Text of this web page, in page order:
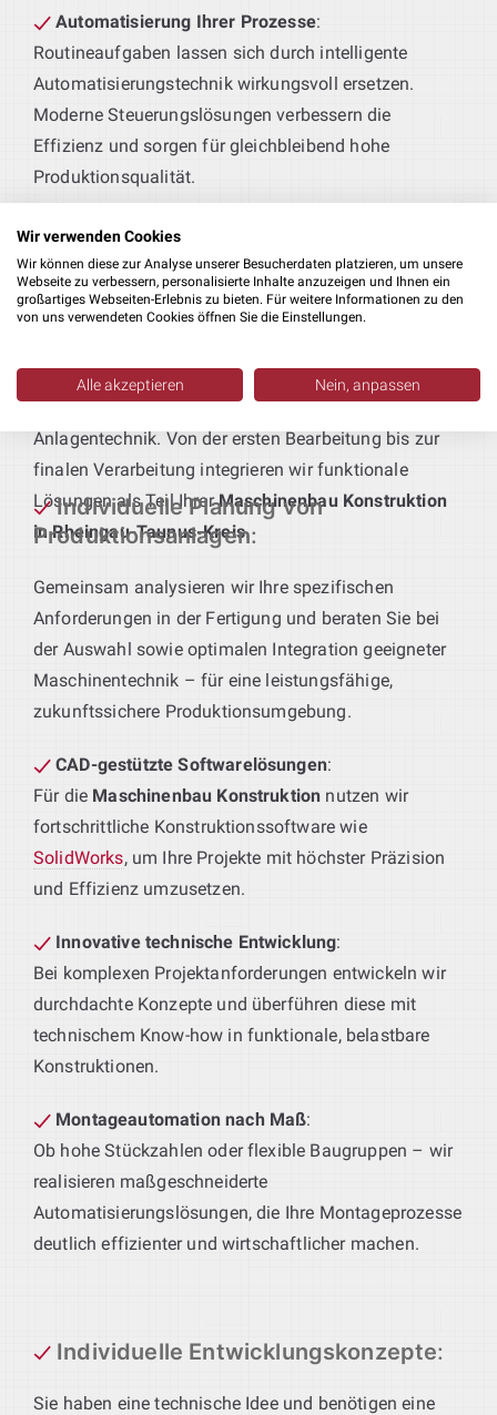
Automatisierung Ihrer Prozesse:
Routineaufgaben lassen sich durch intelligente
Automatisierungstechnik wirkungsvoll ersetzen.
Moderne Steuerungslösungen verbessern die
Effizienz und sorgen für gleichbleibend hohe
Produktionsqualität.
Effiziente Blechkonstruktionen
Ob schützende Gehäuse oder tragende Strukturen –
wir entwickeln passgenaue Blechteile, die exakt auf
Ihre Produktionsanforderungen zugeschnitten sind.
Produktionsmaschinen nach Maß:
Sie liefern das Produkt – wir die passende
Anlagentechnik. Von der ersten Bearbeitung bis zur
finalen Verarbeitung integrieren wir funktionale
Lösungen als Teil IhrerMaschinenbau Konstruktion
in Rheingau-Taunus-Kreis.
Individuelle Planung von
Produktionsanlagen:
Gemeinsam analysieren wir Ihre spezifischen
Anforderungen in der Fertigung und beraten Sie bei
der Auswahl sowie optimalen Integration geeigneter
Maschinentechnik – für eine leistungsfähige,
zukunftssichere Produktionsumgebung.
CAD-gestützte Softwarelösungen:
Für die Maschinenbau Konstruktion nutzen wir
fortschrittliche Konstruktionssoftware wie
SolidWorks, um Ihre Projekte mit höchster Präzision
und Effizienz umzusetzen.
Innovative technische Entwicklung:
Bei komplexen Projektanforderungen entwickeln wir
durchdachte Konzepte und überführen diese mit
technischem Know-how in funktionale, belastbare
Konstruktionen.
Montageautomation nach Maß:
Ob hohe Stückzahlen oder flexible Baugruppen – wir
realisieren maßgeschneiderte
Automatisierungslösungen, die Ihre Montageprozesse
deutlich effizienter und wirtschaftlicher machen.
Individuelle Entwicklungskonzepte:
Sie haben eine technische Idee und benötigen eine
Wir verwenden Cookies
Wir können diese zur Analyse unserer Besucherdaten platzieren, um unsere
Webseite zu verbessern, personalisierte Inhalte anzuzeigen und Ihnen ein
großartiges Webseiten-Erlebnis zu bieten. Für weitere Informationen zu den
von uns verwendeten Cookies öffnen Sie die Einstellungen.
Alle akzeptieren Nein, anpassen